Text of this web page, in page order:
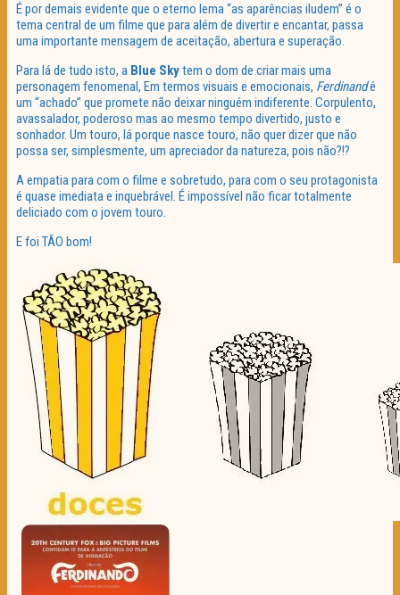
É por demais evidente que o eterno lema “as aparências iludem” é o
tema central de um filme que para além de divertir e encantar, passa
uma importante mensagem de aceitação, abertura e superação.
Para lá de tudo isto, a Blue Skytem o dom de criar mais uma
personagem fenomenal, Em termos visuais e emocionais, Ferdinandé
um “achado” que promete não deixar ninguém indiferente. Corpulento,
avassalador, poderoso mas ao mesmo tempo divertido, justo e
sonhador. Um touro, lá porque nasce touro, não quer dizer que não
possa ser, simplesmente, um apreciador da natureza, pois não?!?
A empatia para com o filme e sobretudo, para com o seu protagonista
é quase imediata e inquebrável. É impossível não ficar totalmente
deliciado com o jovem touro.
E foi TÃO bom!